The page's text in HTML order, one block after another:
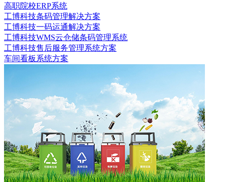
高职院校ERP系统
工博科技条码管理解决方案
工博科技一码运通解决方案
工博科技WMS云仓储条码管理系统
工博科技售后服务管理系统方案
车间看板系统方案